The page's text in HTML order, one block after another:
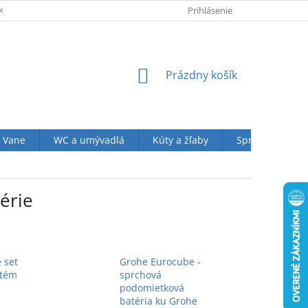
U NÁS OBCHODNÉ PODMIENKY (VOP)Prihlásenie
NÁKUPNÝ
Prázdny košík
Vane WC a umývadlá Kúty a žľaby Sprchové sety
set
Grohe Eurocube -
sprchová
podomietková
batéria ku Grohe